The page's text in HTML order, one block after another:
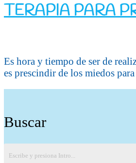
TERAPIA PARA
Es hora y tiempo de ser de
es prescindir de los miedos
Buscar